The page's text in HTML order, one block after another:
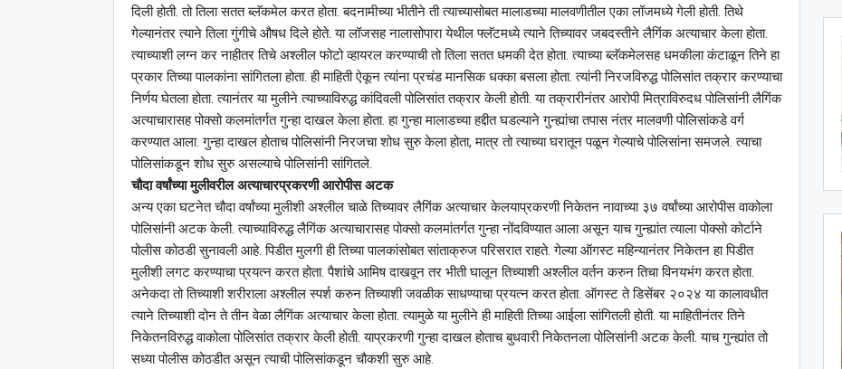
दिली होती. तो तिला सतत ब्लॅकमेल करत होता. बदनामीच्या भीतीने ती त्याच्यासोबत मालाडच्या मालवणीतील एका लॉजमध्ये गेली होती. तिथे
गेल्यानंतर त्याने तिला गुंगीचे औषध दिले होते. या लॉजसह नालासोपारा येथील फ्लॅटमध्ये त्याने तिच्यावर जबदस्तीने लैगिंक अत्याचार केला होता.
त्याच्याशी लग्न कर नाहीतर तिचे अश्‍लील फोटो व्हायरल करण्याची तो तिला सतत धमकी देत होता. त्याच्या ब्लॅकमेलसह धमकीला कंटाळून तिने हा
प्रकार तिच्या पालकांना सांगितला होता. ही माहिती ऐकून त्यांना प्रचंड मानसिक धक्का बसला होता. त्यांनी निरजविरुद्ध पोलिसांत तक्रार करण्याचा
निर्णय घेतला होता. त्यानंतर या मुलीने त्याच्याविरुद्ध कांदिवली पोलिसांत तक्रार केली होती. या तक्रारीनंतर आरोपी मित्राविरुदध पोलिसांनी लैगिंक
अत्याचारासह पोक्सो कलमांतर्गत गुन्हा दाखल केला होता. हा गुन्हा मालाडच्या हद्दीत घडल्याने गुन्ह्यांचा तपास नंतर मालवणी पोलिसांकडे वर्ग
करण्यात आला. गुन्हा दाखल होताच पोलिसांनी निरजचा शोध सुरु केला होता, मात्र तो त्याच्या घरातून पळून गेल्याचे पोलिसांना समजले. त्याचा
पोलिसांकडून शोध सुरु असल्याचे पोलिसांनी सांगितले.
चौदा वर्षांच्या मुलीवरील अत्याचारप्रकरणी आरोपीस अटक
अन्य एका घटनेत चौदा वर्षांच्या मुलीशी अश्‍लील चाळे तिच्यावर लैगिंक अत्याचार केलयाप्रकरणी निकेतन नावाच्या ३७ वर्षांच्या आरोपीस वाकोला
पोलिसांनी अटक केली. त्याच्याविरुद्ध लैगिंक अत्याचारासह पोक्सो कलमांतर्गत गुन्हा नोंदविण्यात आला असून याच गुन्ह्यांत त्याला पोक्सो कोर्टाने
पोलीस कोठडी सुनावली आहे. पिडीत मुलगी ही तिच्या पालकांसोबत सांताक्रुज परिसरात राहते. गेल्या ऑगस्ट महिन्यानंतर निकेतन हा पिडीत
मुलीशी लगट करण्याचा प्रयत्न करत होता. पैशांचे आमिष दाखवून तर भीती घालून तिच्याशी अश्‍लील वर्तन करुन तिचा विनयभंग करत होता.
अनेकदा तो तिच्याशी शरीराला अश्‍लील स्पर्श करुन तिच्याशी जवळीक साधण्याचा प्रयत्न करत होता. ऑगस्ट ते डिसेंबर २०२४ या कालावधीत
त्याने तिच्याशी दोन ते तीन वेळा लैगिंक अत्याचार केला होता. त्यामुळे या मुलीने ही माहिती तिच्या आईला सांगितली होती. या माहितीनंतर तिने
निकेतनविरुद्ध वाकोला पोलिसांत तक्रार केली होती. याप्रकरणी गुन्हा दाखल होताच बुधवारी निकेतनला पोलिसांनी अटक केली. याच गुन्ह्यांत तो
सध्या पोलीस कोठडीत असून त्याची पोलिसांकडून चौकशी सुरु आहे.